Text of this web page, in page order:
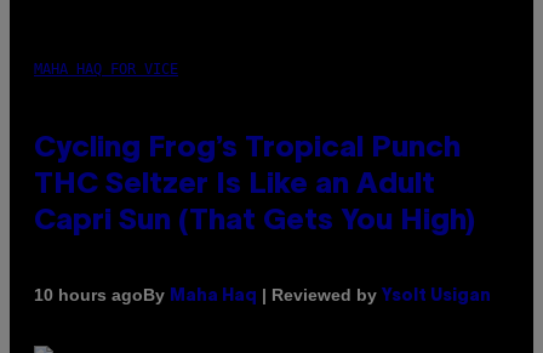
MAHA HAQ FOR VICE
Cycling Frog’s Tropical Punch
THC Seltzer Is Like an Adult
Capri Sun (That Gets You High)
10 hours agoBy Maha Haq | Reviewed by Ysolt Usigan